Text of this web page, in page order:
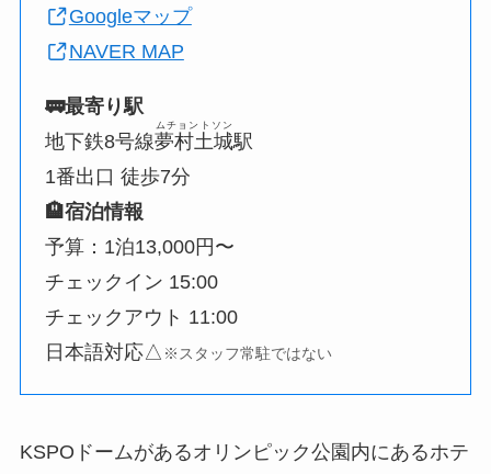
Googleマップ
NAVER MAP
🚃最寄り駅
地下鉄8号線夢村土城
ムチョントソン
駅
1番出口 徒歩7分
🏨宿泊情報
予算：1泊13,000円〜
チェックイン 15:00
チェックアウト 11:00
日本語対応△ ※スタッフ常駐ではない
KSPOドームがあるオリンピック公園内にあるホテ